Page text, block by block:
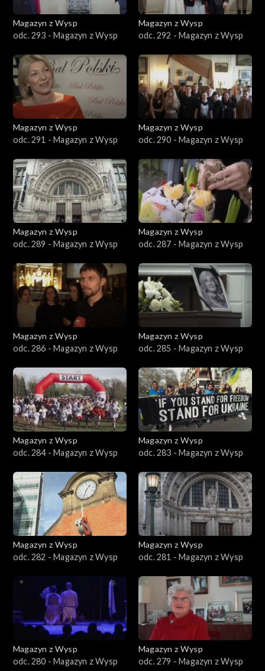
Magazyn z Wysp
odc. 293 - Magazyn z Wysp
Magazyn z Wysp
odc. 292 - Magazyn z Wysp
Magazyn z Wysp
odc. 291 - Magazyn z Wysp
Magazyn z Wysp
odc. 290 - Magazyn z Wysp
Magazyn z Wysp
odc. 289 - Magazyn z Wysp
Magazyn z Wysp
odc. 287 - Magazyn z Wysp
Magazyn z Wysp
odc. 286 - Magazyn z Wysp
Magazyn z Wysp
odc. 285 - Magazyn z Wysp
Magazyn z Wysp
odc. 284 - Magazyn z Wysp
Magazyn z Wysp
odc. 283 - Magazyn z Wysp
Magazyn z Wysp
odc. 282 - Magazyn z Wysp
Magazyn z Wysp
odc. 281 - Magazyn z Wysp
Magazyn z Wysp
odc. 280 - Magazyn z Wysp
Magazyn z Wysp
odc. 279 - Magazyn z Wysp